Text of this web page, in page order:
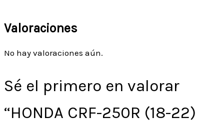
Valoraciones
No hay valoraciones aún.
Sé el primero en valorar
“HONDA CRF-250R (18-22)